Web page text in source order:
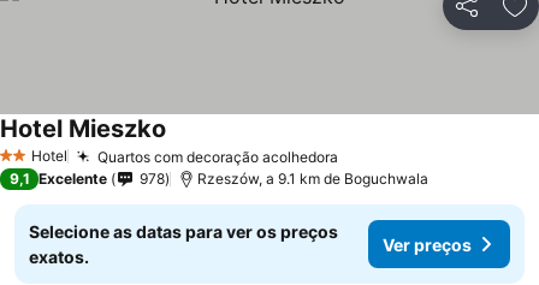
Partilhar
2 Estrelas
Hotel Quartos com decoração acolhedora
Hotel Mieszko
9,1 Excelente 978 Rzeszów, a 9.1 km de Boguchwala
Selecione as datas para ver os preços
exatos.
Ver preços